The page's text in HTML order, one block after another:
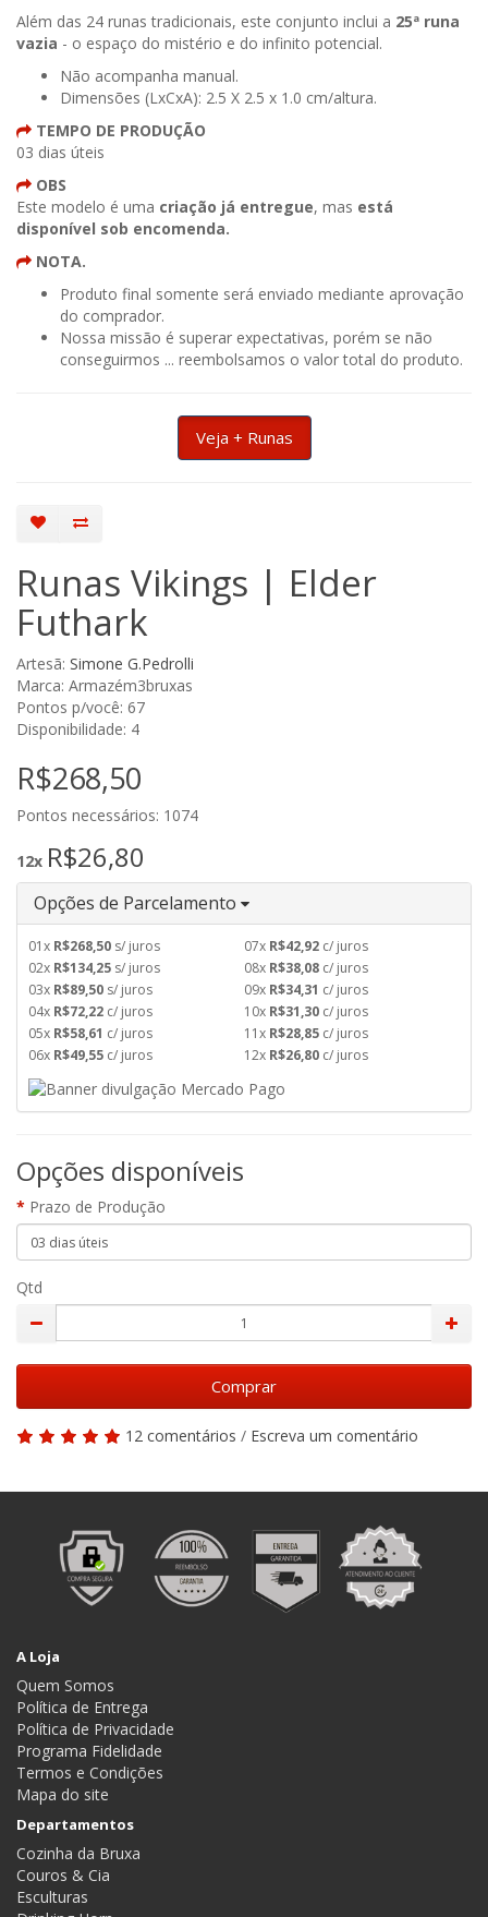
Além das 24 runas tradicionais, este conjunto inclui a 25ª runa
vazia - o espaço do mistério e do infinito potencial.
Não acompanha manual.
Dimensões (LxCxA): 2.5 X 2.5 x 1.0 cm/altura.
TEMPO DE PRODUÇÃO
03 dias úteis
OBS
Este modelo é uma criação já entregue, mas está
disponível sob encomenda.
NOTA.
Produto final somente será enviado mediante aprovação
do comprador.
Nossa missão é superar expectativas, porém se não
conseguirmos ... reembolsamos o valor total do produto.
Veja + Runas
Runas Vikings | Elder
Futhark
Artesã: Simone G.Pedrolli
Marca: Armazém3bruxas
Pontos p/você: 67
Disponibilidade: 4
R$268,50
Pontos necessários: 1074
12x R$26,80
Opções de Parcelamento
01x R$268,50 s/ juros
02x R$134,25 s/ juros
03x R$89,50 s/ juros
04x R$72,22 c/ juros
05x R$58,61 c/ juros
06x R$49,55 c/ juros
07x R$42,92 c/ juros
08x R$38,08 c/ juros
09x R$34,31 c/ juros
10x R$31,30 c/ juros
11x R$28,85 c/ juros
12x R$26,80 c/ juros
Opções disponíveis
Prazo de Produção
Qtd
Comprar
12 comentários / Escreva um comentário
A Loja
Quem Somos
Política de Entrega
Política de Privacidade
Programa Fidelidade
Termos e Condições
Mapa do site
Departamentos
Cozinha da Bruxa
Couros & Cia
Esculturas